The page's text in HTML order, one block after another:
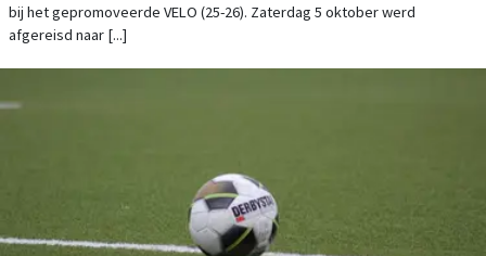
bij het gepromoveerde VELO (25-26). Zaterdag 5 oktober werd
afgereisd naar [...]